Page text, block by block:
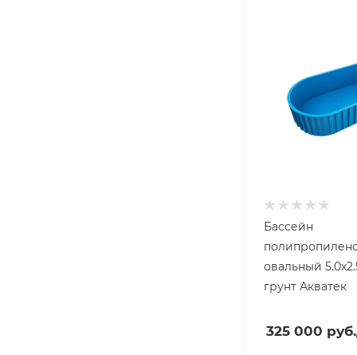
Бассейн
овальный 5.0х2.5х1.5 м, в
грунт Акватек
325 000 руб.